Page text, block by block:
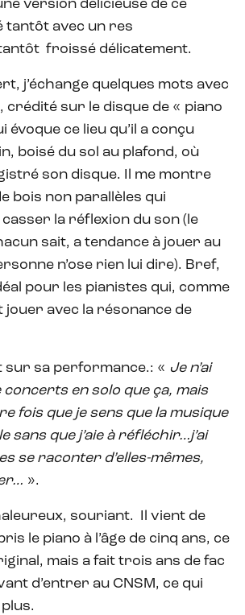
version délicieuse de ce
tantôt avec un res
froissé délicatement.
j’échange quelques mots avec
, crédité sur le disque de « piano
évoque ce lieu qu’il a conçu
boisé du sol au plafond, où
son disque. Il me montre
bois non parallèles qui
la réflexion du son (le
sait, a tendance à jouer au
n’ose rien lui dire). Bref,
pour les pianistes qui, comme
jouer avec la résonance de
sur sa performance.: « Je n’ai
concerts en solo que ça, mais
fois que je sens que la musique
sans que j’aie à réfléchir…j’ai
se raconter d’elles-mêmes,
».
souriant.
Il vient de
le piano à l’âge de cinq ans, ce
mais a fait trois ans de fac
d’entrer au CNSM, ce qui
plus.